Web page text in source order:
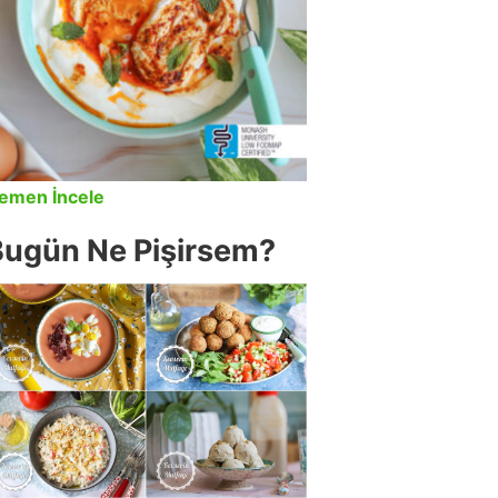
İncele
Ne Pişirsem?